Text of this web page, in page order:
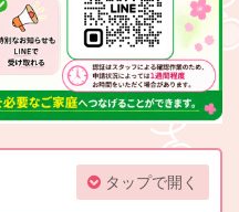
タップで開く